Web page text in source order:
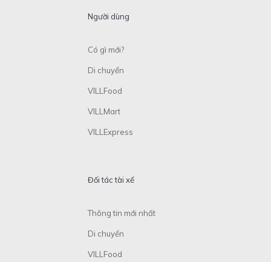
Người dùng
Có gì mới?
Di chuyển
VILLFood
VILLMart
VILLExpress
Đối tác tài xế
Thông tin mới nhất
Di chuyển
VILLFood